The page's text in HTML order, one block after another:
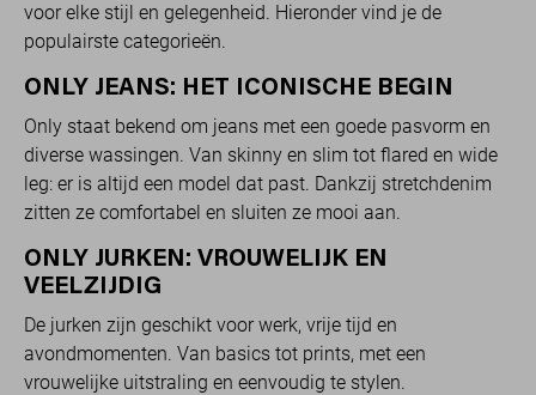
voor elke stijl en gelegenheid. Hieronder vind je de
populairste categorieën.
ONLY JEANS: HET ICONISCHE BEGIN
Only staat bekend om jeans met een goede pasvorm en
diverse wassingen. Van skinny en slim tot flared en wide
leg: er is altijd een model dat past. Dankzij stretchdenim
zitten ze comfortabel en sluiten ze mooi aan.
ONLY JURKEN: VROUWELIJK EN
VEELZIJDIG
De jurken zijn geschikt voor werk, vrije tijd en
avondmomenten. Van basics tot prints, met een
vrouwelijke uitstraling en eenvoudig te stylen.